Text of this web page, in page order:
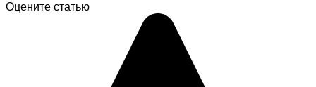
Оцените статью